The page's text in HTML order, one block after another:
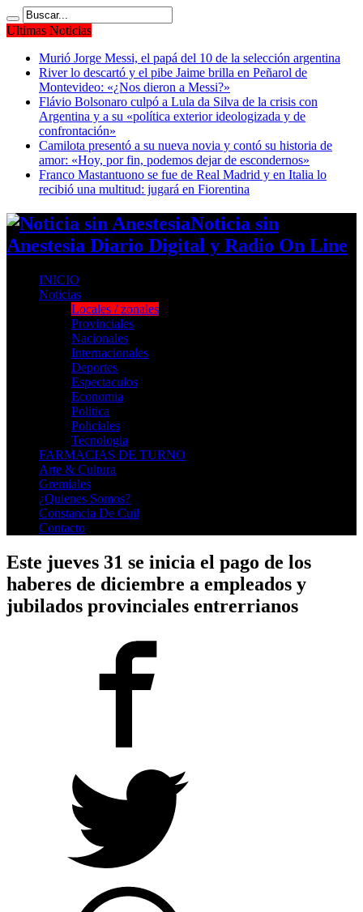
Ultimas Noticias
Murió Jorge Messi, el papá del 10 de la selección argentina
River lo descartó y el pibe Jaime brilla en Peñarol de
Montevideo: «¿Nos dieron a Messi?»
Flávio Bolsonaro culpó a Lula da Silva de la crisis con
Argentina y a su «política exterior ideologizada y de
confrontación»
Camilota presentó a su nueva novia y contó su historia de
amor: «Hoy, por fin, podemos dejar de escondernos»
Franco Mastantuono se fue de Real Madrid y en Italia lo
recibió una multitud: jugará en Fiorentina
Noticia sin
Anestesia Diario Digital y Radio On Line
INICIO
Noticias
Locales / zonales
Provinciales
Nacionales
Internacionales
Deportes
Espectaculos
Economia
Politica
Policiales
Tecnologia
FARMACIAS DE TURNO
Arte & Cultura
Gremiales
¿Quienes Somos?
Constancia De Cuil
Contacto
Este jueves 31 se inicia el pago de los
haberes de diciembre a empleados y
jubilados provinciales entrerrianos